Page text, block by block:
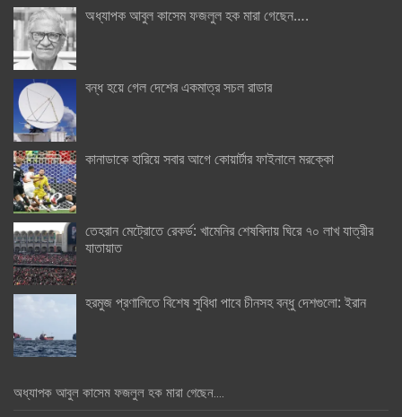
অধ্যাপক আবুল কাসেম ফজলুল হক মারা গেছেন….
বন্ধ হয়ে গেল দেশের একমাত্র সচল রাডার
কানাডাকে হারিয়ে সবার আগে কোয়ার্টার ফাইনালে মরক্কো
তেহরান মেট্রোতে রেকর্ড: খামেনির শেষবিদায় ঘিরে ৭০ লাখ যাত্রীর
যাতায়াত
হরমুজ প্রণালিতে বিশেষ সুবিধা পাবে চীনসহ বন্ধু দেশগুলো: ইরান
অধ্যাপক আবুল কাসেম ফজলুল হক মারা গেছেন….